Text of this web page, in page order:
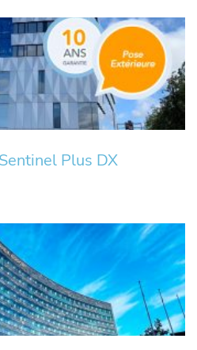
Plus DX